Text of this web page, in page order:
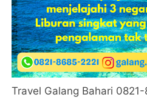
Travel Galang Bahari